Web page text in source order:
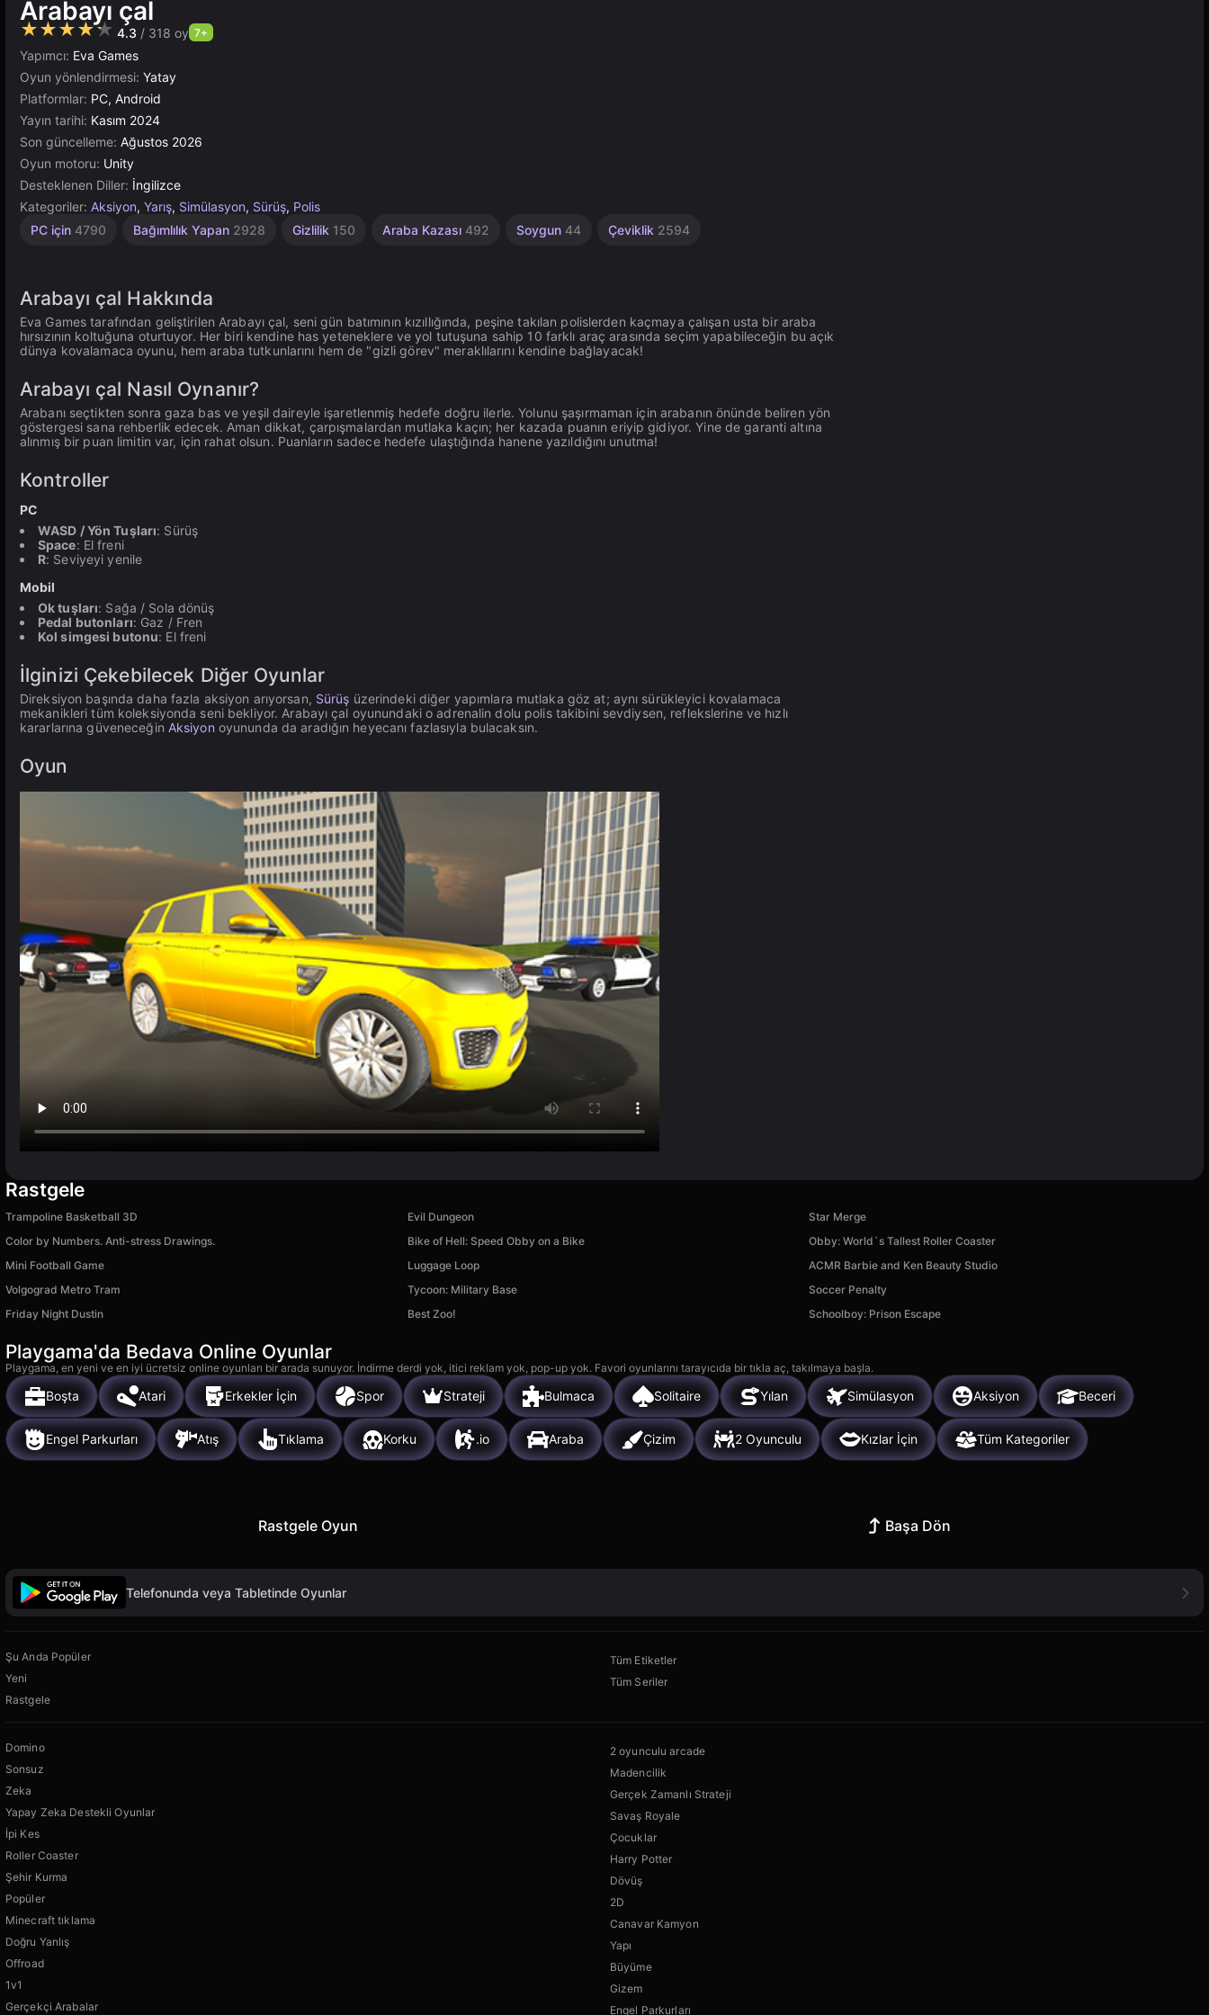
Arabayı çal
★★★★★ 4.3 / 318 oy 7+
Yapımcı: Eva Games
Oyun yönlendirmesi: Yatay
Platformlar: PC, Android
Yayın tarihi: Kasım 2024
Son güncelleme: Ağustos 2026
Oyun motoru: Unity
Desteklenen Diller: İngilizce
Kategoriler: Aksiyon, Yarış, Simülasyon, Sürüş, Polis
PC için 4790 Bağımlılık Yapan 2928 Gizlilik 150 Araba Kazası 492 Soygun 44 Çeviklik 2594
Masaüstü
1
Yüksek
Rus
Açık
Tarayıcı
Unity
Arabayı çal Hakkında
Eva Games tarafından geliştirilen Arabayı çal, seni gün batımının kızıllığında, peşine takılan polislerden kaçmaya çalışan usta bir araba
hırsızının koltuğuna oturtuyor. Her biri kendine has yeteneklere ve yol tutuşuna sahip 10 farklı araç arasında seçim yapabileceğin bu açık
dünya kovalamaca oyunu, hem araba tutkunlarını hem de "gizli görev" meraklılarını kendine bağlayacak!
Arabayı çal Nasıl Oynanır?
Arabanı seçtikten sonra gaza bas ve yeşil daireyle işaretlenmiş hedefe doğru ilerle. Yolunu şaşırmaman için arabanın önünde beliren yön
göstergesi sana rehberlik edecek. Aman dikkat, çarpışmalardan mutlaka kaçın; her kazada puanın eriyip gidiyor. Yine de garanti altına
alınmış bir puan limitin var, için rahat olsun. Puanların sadece hedefe ulaştığında hanene yazıldığını unutma!
Kontroller
PC
WASD / Yön Tuşları: Sürüş
Space: El freni
R: Seviyeyi yenile
Mobil
Ok tuşları: Sağa / Sola dönüş
Pedal butonları: Gaz / Fren
Kol simgesi butonu: El freni
İlginizi Çekebilecek Diğer Oyunlar
Direksiyon başında daha fazla aksiyon arıyorsan, Sürüş üzerindeki diğer yapımlara mutlaka göz at; aynı sürükleyici kovalamaca
mekanikleri tüm koleksiyonda seni bekliyor. Arabayı çal oyunundaki o adrenalin dolu polis takibini sevdiysen, reflekslerine ve hızlı
kararlarına güveneceğin Aksiyon oyununda da aradığın heyecanı fazlasıyla bulacaksın.
Oyun
Rastgele
Trampoline Basketball 3D Evil Dungeon
Star Merge
Color by Numbers. Anti-stress Drawings.
Bike of Hell: Speed Obby on a Bike
Obby: World`s Tallest Roller Coaster
Mini Football Game
Luggage Loop
ACMR Barbie and Ken Beauty Studio
Volgograd Metro Tram
Tycoon: Military Base
Soccer Penalty
Friday Night Dustin
Best Zoo! Schoolboy: Prison Escape
Playgama'da Bedava Online Oyunlar
Playgama, en yeni ve en iyi ücretsiz online oyunları bir arada sunuyor. İndirme derdi yok, itici reklam yok, pop-up yok. Favori oyunlarını tarayıcıda bir tıkla aç, takılmaya başla.
Boşta Atari Erkekler İçin Spor Strateji Bulmaca Solitaire Yılan Simülasyon Aksiyon Beceri
Engel Parkurları Atış Tıklama Korku .io Araba Çizim 2 Oyunculu Kızlar İçin Tüm Kategoriler
Rastgele Oyun Başa Dön
Telefonunda veya Tabletinde Oyunlar
Şu Anda Popüler
Yeni
Rastgele
Tüm Etiketler
Tüm Seriler
Domino
Sonsuz
Zeka
Yapay Zeka Destekli Oyunlar
İpi Kes
Roller Coaster
Şehir Kurma
Popüler
Minecraft tıklama
Doğru Yanlış
Offroad
1v1
Gerçekçi Arabalar
2 oyunculu arcade
Madencilik
Gerçek Zamanlı Strateji
Savaş Royale
Çocuklar
Harry Potter
Dövüş
2D
Canavar Kamyon
Yapı
Büyüme
Gizem
Engel Parkurları